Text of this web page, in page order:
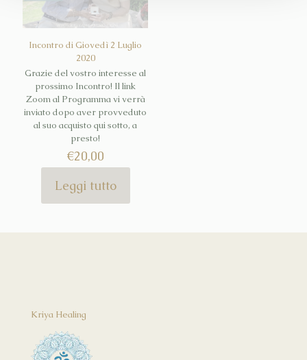
Incontro di Giovedì 2 Luglio
2020
Grazie del vostro interesse al
prossimo Incontro! Il link
Zoom al Programma vi verrà
inviato dopo aver provveduto
al suo acquisto qui sotto, a
presto!
€20,00
Leggi tutto
Kriya Healing